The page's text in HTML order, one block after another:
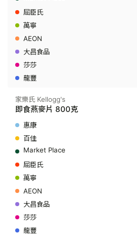
家樂氏 Kellogg's
即食燕麥片 800克